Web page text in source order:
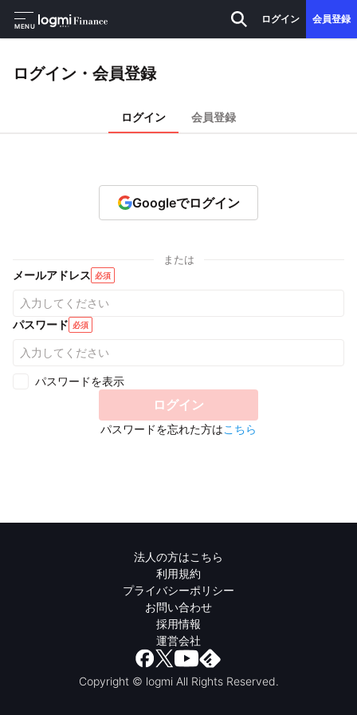
MENU
ログイン 会員登録
ログイン・会員登録
ログイン 会員登録
Googleでログイン
または
メールアドレス 必須
パスワード 必須
パスワードを表示
ログイン
パスワードを忘れた方はこちら
法人の方はこちら
利用規約
プライバシーポリシー
お問い合わせ
採用情報
運営会社
Copyright © logmi All Rights Reserved.